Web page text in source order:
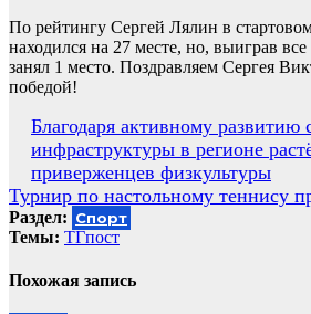
По рейтингу Сергей Лялин в
находился на 27 месте, но, выиграв
занял 1 место. Поздравляем Сергея
победой!
Навигация
по
записям
Благодаря активному развитию
инфраструктуры в регионе
приверженцев физкультуры
Турнир по настольному теннису
Раздел: Спорт
Темы: ТГпост
Похожая запись